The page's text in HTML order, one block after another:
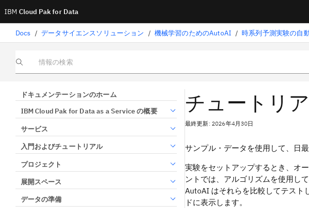
IBM Cloud Pak for Data
Docs / データサイエンスソリューション / 機械学習のためのAutoAI / 時系列予測実験の自
情報の検索
ドキュメンテーションのホーム
IBM Cloud Pak for Data as a Service の概要
サービス
入門およびチュートリアル
プロジェクト
展開スペース
データの準備
チュートリ
最終更新: 2026年4月30日
サンプル・データを使用して、日
実験をセットアップするとき、オ
ントでは、アルゴリズムを使用し
AutoAI はそれらを比較してテスト
ドに表示します。